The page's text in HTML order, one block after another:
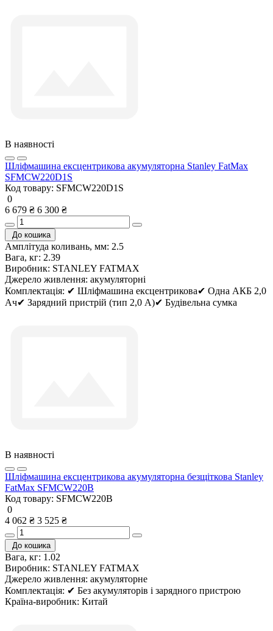
В наявності
Шліфмашина ексцентрикова акумуляторна Stanley FatMax
SFMCW220D1S
Код товару: SFMCW220D1S
0
6 679 ₴ 6 300 ₴
До кошика
Амплітуда коливань, мм: 2.5
Вага, кг: 2.39
Виробник: STANLEY FATMAX
Джерело живлення: акумуляторні
Комплектація: ✔ Шліфмашина ексцентрикова✔ Одна АКБ 2,0
Ач✔ Зарядний пристрій (тип 2,0 А)✔ Будівельна сумка
В наявності
Шліфмашина ексцентрикова акумуляторна безщіткова Stanley
FatMax SFMCW220B
Код товару: SFMCW220B
0
4 062 ₴ 3 525 ₴
До кошика
Вага, кг: 1.02
Виробник: STANLEY FATMAX
Джерело живлення: акумуляторне
Комплектація: ✔ Без акумуляторів і зарядного пристрою
Країна-виробник: Китай